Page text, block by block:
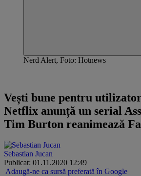
Nerd Alert, Foto: Hotnews
Vești bune pentru
Netflix anunță un serial
Tim Burton reanimează
Sebastian Jucan
Publicat: 01.11.2020 12:49
Adaugă-ne ca sursă preferată în Google